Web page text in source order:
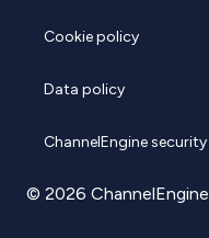
Cookie policy
Data policy
ChannelEngine security
© 2026 ChannelEngine